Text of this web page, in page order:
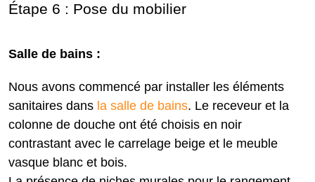
Étape 6 : Pose du mobilier
Salle de bains :
Nous avons commencé par installer les éléments
sanitaires dans la salle de bains. Le receveur et la
colonne de douche ont été choisis en noir
contrastant avec le carrelage beige et le meuble
vasque blanc et bois.